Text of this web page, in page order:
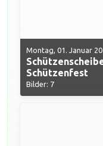
Montag, 01. Januar
Schützenfest
Bilder: 7